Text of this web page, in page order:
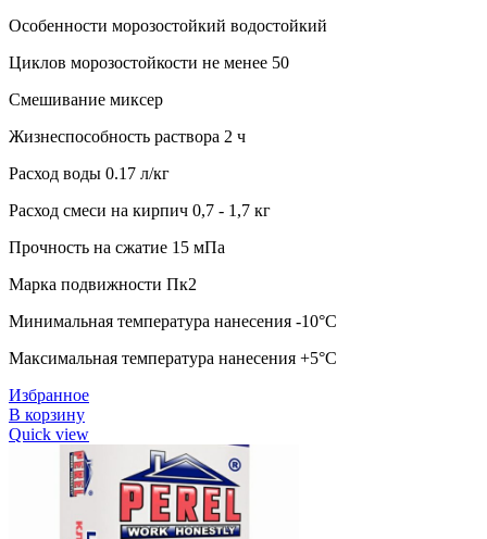
Особенности морозостойкий водостойкий
Циклов морозостойкости не менее 50
Смешивание миксер
Жизнеспособность раствора 2 ч
Расход воды 0.17 л/кг
Расход смеси на кирпич 0,7 - 1,7 кг
Прочность на сжатие 15 мПа
Марка подвижности Пк2
Минимальная температура нанесения -10°C
Максимальная температура нанесения +5°C
Избранное
В корзину
Quick view